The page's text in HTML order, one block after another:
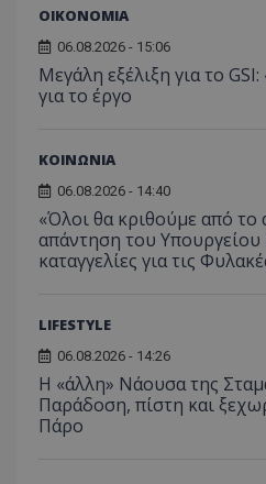
ΟΙΚΟΝΟΜΙΑ
06.08.2026 - 15:06
Μεγάλη εξέλιξη για το
για το έργο
ΚΟΙΝΩΝΙΑ
06.08.2026 - 14:40
«Όλοι θα κριθούμε από το
απάντηση του Υπουργείου
καταγγελίες για τις
LIFESTYLE
06.08.2026 - 14:26
Η «άλλη» Νάουσα της
Παράδοση, πίστη και
Πάρο
_ga_J7RS52TMNC